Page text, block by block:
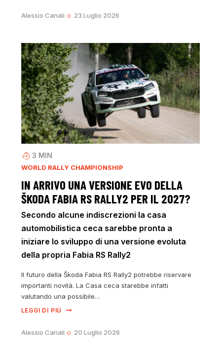
Alessio Canali 23 Luglio 2026
3 MIN
WORLD RALLY CHAMPIONSHIP
IN ARRIVO UNA VERSIONE EVO DELLA
ŠKODA FABIA RS RALLY2 PER IL 2027?
Secondo alcune indiscrezioni la casa
automobilistica ceca sarebbe pronta a
iniziare lo sviluppo di una versione evoluta
della propria Fabia RS Rally2
Il futuro della Škoda Fabia RS Rally2 potrebbe riservare
importanti novità. La Casa ceca starebbe infatti
valutando una possibile…
LEGGI DI PIÙ
Alessio Canali 20 Luglio 2026